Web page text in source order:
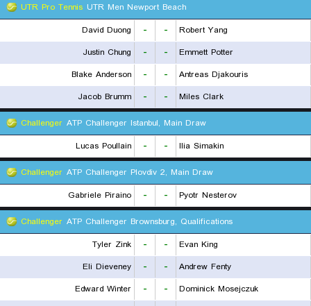
UTR Pro Tennis UTR Men Newport Beach
David Duong
- -
Robert Yang
Justin Chung
- -
Emmett Potter
Blake Anderson
- -
Antreas Djakouris
Jacob Brumm
- -
Miles Clark
Challenger ATP Challenger Istanbul, Main Draw
Lucas Poullain
- -
Ilia Simakin
Challenger ATP Challenger Plovdiv 2, Main Draw
Gabriele Piraino
- -
Pyotr Nesterov
Challenger ATP Challenger Brownsburg, Qualifications
Tyler Zink
- -
Evan King
Eli Dieveney
- -
Andrew Fenty
Edward Winter
- -
Dominick Mosejczuk